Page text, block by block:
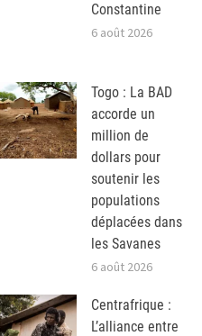
Constantine
6 août 2026
Togo : La BAD
accorde un
million de
dollars pour
soutenir les
populations
déplacées dans
les Savanes
6 août 2026
Centrafrique :
L’alliance entre